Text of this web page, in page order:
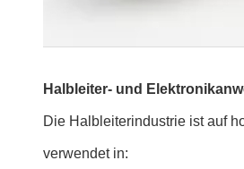
Halbleiter- und
Die Halbleiterindustrie ist auf
verwendet in: